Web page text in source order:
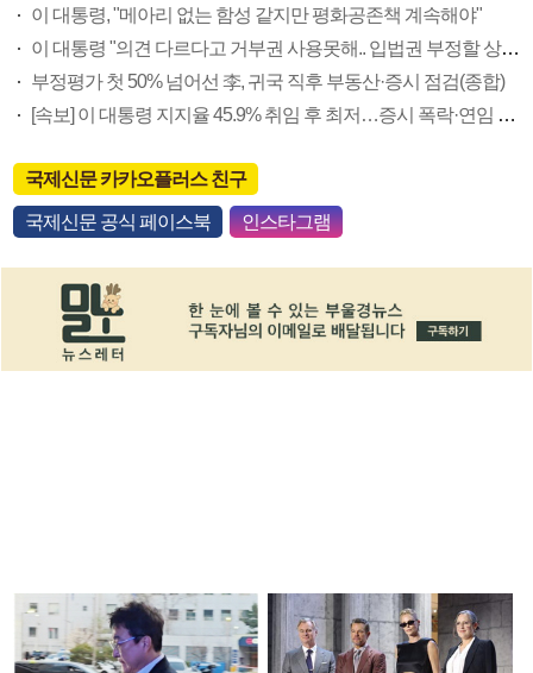
이 대통령, "메아리 없는 함성 같지만 평화공존책 계속해야"
이 대통령 "의견 다르다고 거부권 사용못해.. 입법권 부정할 상황이라 보기 어려워"
부정평가 첫 50% 넘어선 李, 귀국 직후 부동산·증시 점검(종합)
[속보] 이 대통령 지지율 45.9% 취임 후 최저…증시 폭락·연임 개헌 논란 영향
국제신문 카카오플러스 친구
국제신문 공식 페이스북 인스타그램